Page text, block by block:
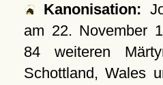
Kanonisation:
am 22. November
84 weiteren
Schottland, Wales